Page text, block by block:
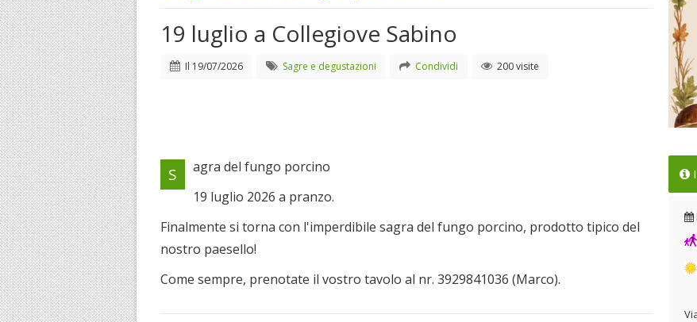
19 luglio a Collegiove Sabino
Il 19/07/2026 Sagre e degustazioni Condividi 200 visite
S
agra del fungo porcino
19 luglio 2026 a pranzo.
Finalmente si torna con l'imperdibile sagra del fungo porcino, prodotto tipico del
nostro paesello!
Come sempre, prenotate il vostro tavolo al nr. 3929841036 (Marco).